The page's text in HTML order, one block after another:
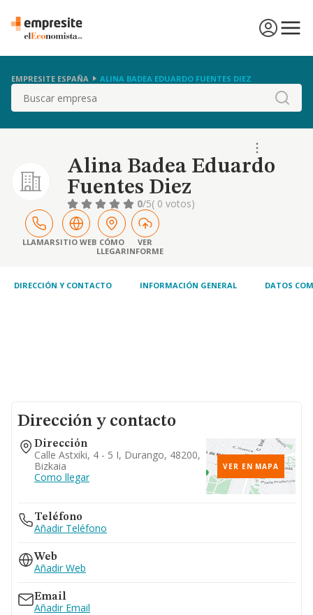
EMPRESITE ESPAÑA ALINA BADEA EDUARDO FUENTES DIEZ
Buscar
Alina Badea Eduardo
Fuentes Diez
0/5( 0 votos)
LLAMARSITIO WEB CÓMO
LLEGAR
VER
INFORME
DIRECCIÓN Y CONTACTO INFORMACIÓN GENERAL DATOS
Dirección y contacto
Dirección
Calle Astxiki, 4 - 5 I, Durango, 48200,
Bizkaia
Como llegar
VER EN MAPA
Teléfono
Añadir Teléfono
Web
Añadir Web
Email
Añadir Email